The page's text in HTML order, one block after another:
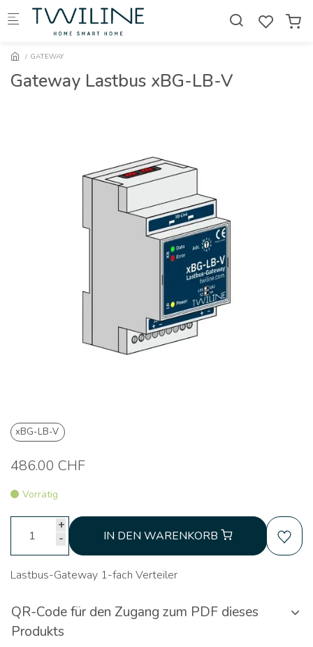
Skip to main content
GATEWAY
Gateway Lastbus xBG-LB-V
xBG-LB-V
486.00 CHF
Vorrätig
+
-
IN DEN WARENKORB
Lastbus-Gateway 1-fach Verteiler
QR-Code für den Zugang zum PDF dieses
Produkts